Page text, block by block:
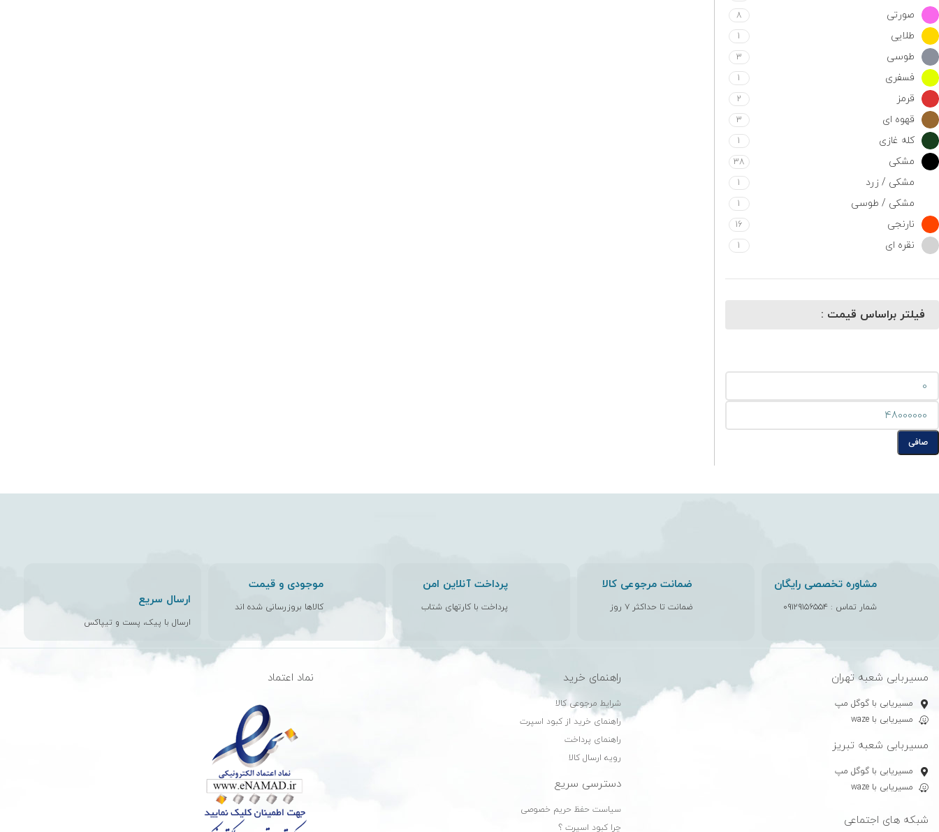
صورتی 8
طلایی 1
طوسی 3
فسفری 1
قرمز 2
قهوه ای 3
کله غازی 1
مشکی 38
مشکی / زرد 1
مشکی / طوسی 1
نارنجی 16
نقره ای 1
فیلتر براساس قیمت :
صافی
مشاوره تخصصی رایگان
شمار تماس : ۰۹۱۲۹۱۵۶۵۵۴
ضمانت مرجوعی کالا
ضمانت تا حداکثر ۷ روز
پرداخت آنلاین امن
پرداخت با کارتهای شتاب
موجودی و قیمت
کالاها بروزرسانی شده اند ارسال سریع
ارسال با پیک، پست و تیپاکس
مسیربابی شعبه تهران
مسیریابی با گوگل مپ
مسیریابی با waze
مسیربابی شعبه تبریز
مسیریابی با گوگل مپ
مسیریابی با waze
شبکه های اجتماعی
راهنمای خرید
شرایط مرجوعی کالا
راهنمای خرید از کبود اسپرت
راهنمای پرداخت
رویه ارسال کالا
دسترسی سریع
سیاست حفظ حریم خصوصی
چرا کبود اسپرت ؟
نماد اعتماد